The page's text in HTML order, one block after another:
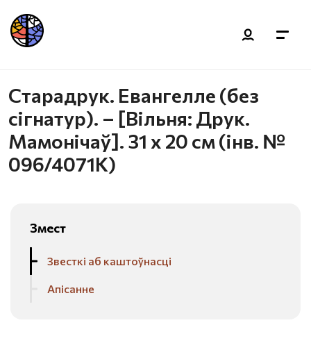
Старадрук. Евангелле (без
сігнатур). – [Вільня: Друк.
Мамонічаў]. 31 х 20 см (інв. №
096/4071К)
Змест
Звесткі аб каштоўнасці
Апісанне